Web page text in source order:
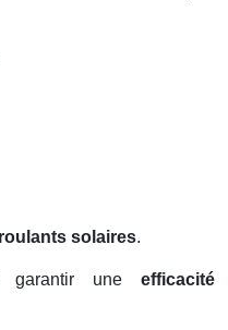
solaires.
uneefficacité